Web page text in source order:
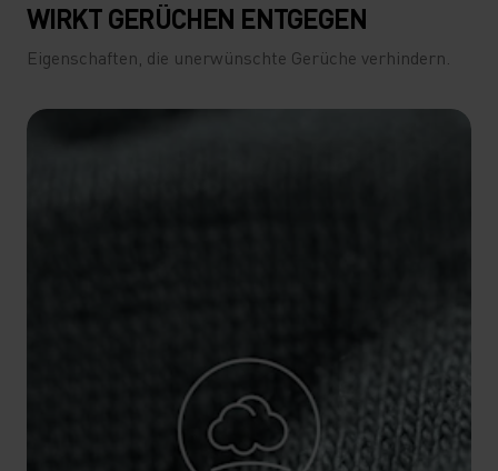
WIRKT GERÜCHEN ENTGEGEN
Eigenschaften, die unerwünschte Gerüche verhindern.